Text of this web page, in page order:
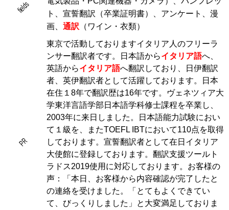
fields
ト、宣誓翻訳（卒業証明書）、アンケート、漫
画、 通訳 （ワイン・衣類）
PR
東京で活動しておりますイタリア人のフリーラ
ンサー翻訳者です。日本語からイタリア語へ、
英語からイタリア語へ翻訳しており、日伊翻訳
者、英伊翻訳者として活躍しております。日本
在住１8年で翻訳歴は16年です。ヴェネツィア大
学東洋言語学部日本語学科修士課程を卒業し、
2003年に来日しました。日本語能力試験におい
て１級を、またTOEFL IBTにおいて110点を取得
しております。宣誓翻訳者として在日イタリア
大使館に登録しております。翻訳支援ツールト
ラドス2019使用に対応しております。お客様の
声：「本日、お客様から内容確認が完了したと
の連絡を受けました。「とてもよくできてい
て、びっくりしました」と大変満足しておりま